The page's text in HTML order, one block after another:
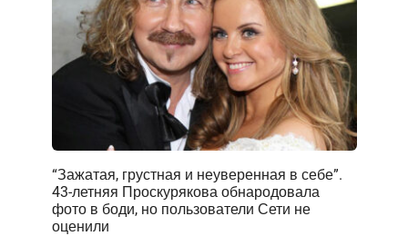
“Зажатая, грустная и неуверенная в себе”.
43-летняя Проскурякова обнародовала
фото в боди, но пользователи Сети не
оценили